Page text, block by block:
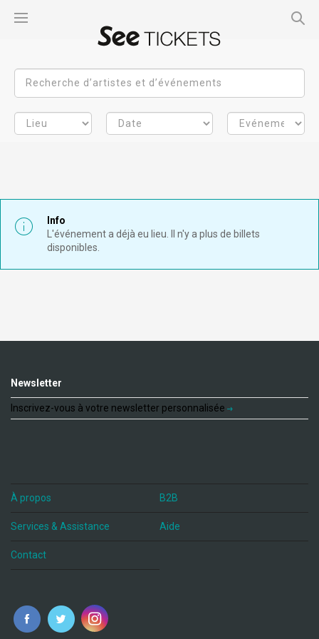
Info
L'événement a déjà eu lieu. Il n'y a plus de billets
disponibles.
Newsletter
Inscrivez-vous à votre newsletter personnalisée
À propos B2B
Services & Assistance Aide
Contact
fr